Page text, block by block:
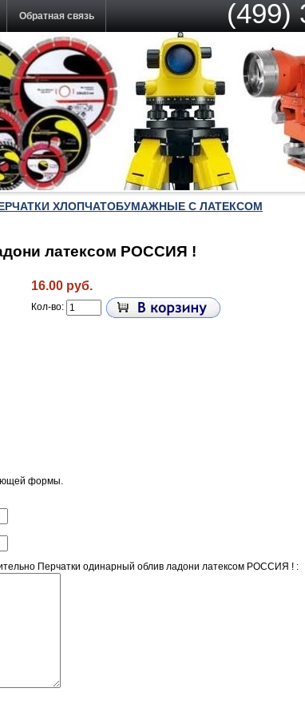
Обратная связь (499)
ХЛОПЧАТОБУМАЖНЫЕ С ЛАТЕКСОМ
латексом РОССИЯ !
16.00 руб.
Кол-во:
формы.
Перчатки oдинарный облив ладони латексом РОССИЯ ! :